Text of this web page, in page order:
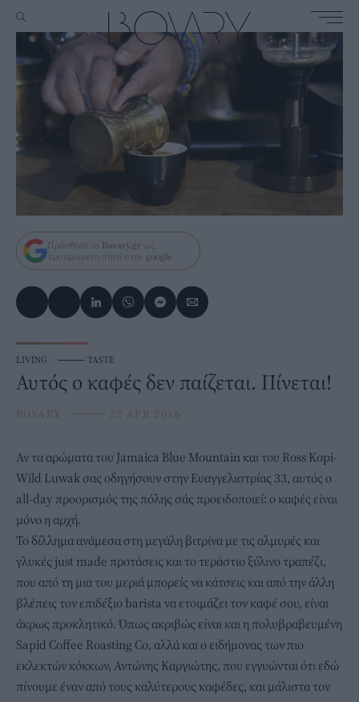
Πρόσθεσε το Bovary.gr ως
προτιμώμενη πηγή στην google
LIVING ⸻ TASTE
Αυτός ο καφές δεν παίζεται. Πίνεται!
BOVARY ⸻ 22 APR 2016
Αν τα αρώματα του Jamaica Blue Mountain και του Ross Kopi-
Wild Luwak σας οδηγήσουν στην Ευαγγελιστρίας 33, αυτός ο
all-day προορισμός της πόλης σάς προειδοποιεί: ο καφές είναι
μόνο η αρχή.
Το δίλλημα ανάμεσα στη μεγάλη βιτρίνα με τις αλμυρές και
γλυκές just made προτάσεις και το τεράστιο ξύλινο τραπέζι,
που από τη μια του μεριά μπορείς να κάτσεις και από την άλλη
βλέπεις τον επιδέξιο barista να ετοιμάζει τον καφέ σου, είναι
άκρως προκλητικό. Όπως ακριβώς είναι και η πολυβραβευμένη
Sapid Coffee Roasting Co, αλλά και ο ειδήμονας των πιο
εκλεκτών κόκκων, Αντώνης Καργιώτης, που εγγυώνται ότι εδώ
πίνουμε έναν από τους καλύτερους καφέδες, και μάλιστα τον